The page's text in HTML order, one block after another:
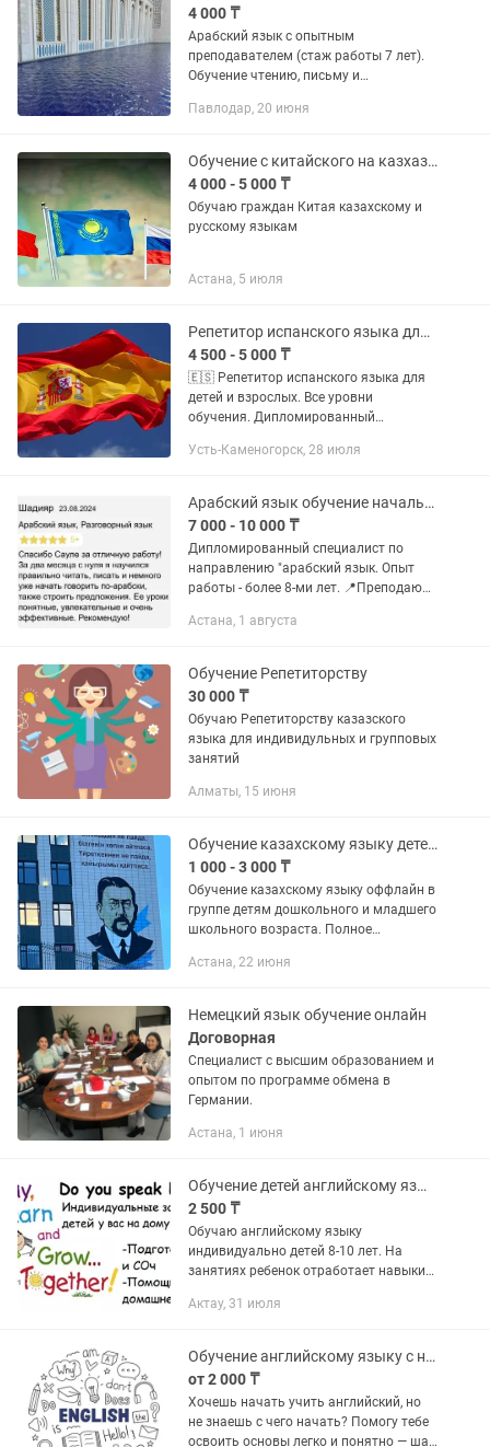
4 000 ₸
Арабский язык с опытным
преподавателем (стаж работы 7 лет).
Обучение чтению, письму и
одного урока (1час) 4000тг. Есть
Павлодар, 20 июня
Обучение с китайского на казхазский и русский языки
4 000 - 5 000 ₸
Обучаю граждан Китая казахскому и
русскому языкам
Астана, 5 июля
Репетитор испанского языка для детей и взрослых. Все уровни обучения.
4 500 - 5 000 ₸
🇪🇸 Репетитор испанского языка для
детей и взрослых. Все уровни
обучения. Дипломированный
Меня зовут Камила, я —
педагогическим...
Усть-Каменогорск, 28 июля
Арабский язык обучение начальный и продвинутый уровень
7 000 - 10 000 ₸
Дипломированный специалист по
направлению "арабский язык. Опыт
работы - более 8-ми лет. 📍Преподаю
самым эффективным методикам 🎯.
С 0️⃣...
Астана, 1 августа
Обучение Репетиторству
30 000 ₸
Обучаю Репетиторству казазского
языка для индивидульных и групповых
занятий
Алматы, 15 июня
Обучение казахскому языку детей дошкольного и младшего школьного возраста.
1 000 - 3 000 ₸
Обучение казахскому языку оффлайн в
группе детям дошкольного и младшего
школьного возраста. Полное
Устранение языкового барьера.
Астана, 22 июня
Немецкий язык обучение онлайн
Договорная
Специалист с высшим образованием и
опытом по программе обмена в
Германии.
Астана, 1 июня
Обучение детей английскому языку
2 500 ₸
Обучаю английскому языку
индивидуально детей 8-10 лет. На
занятиях ребенок отработает навыки
письма, а также ликвидирует пробелы
Актау, 31 июля
Обучение английскому языку с нуля
от 2 000 ₸
Хочешь начать учить английский, но
не знаешь с чего начать? Помогу тебе
освоить основы легко и понятно — шаг